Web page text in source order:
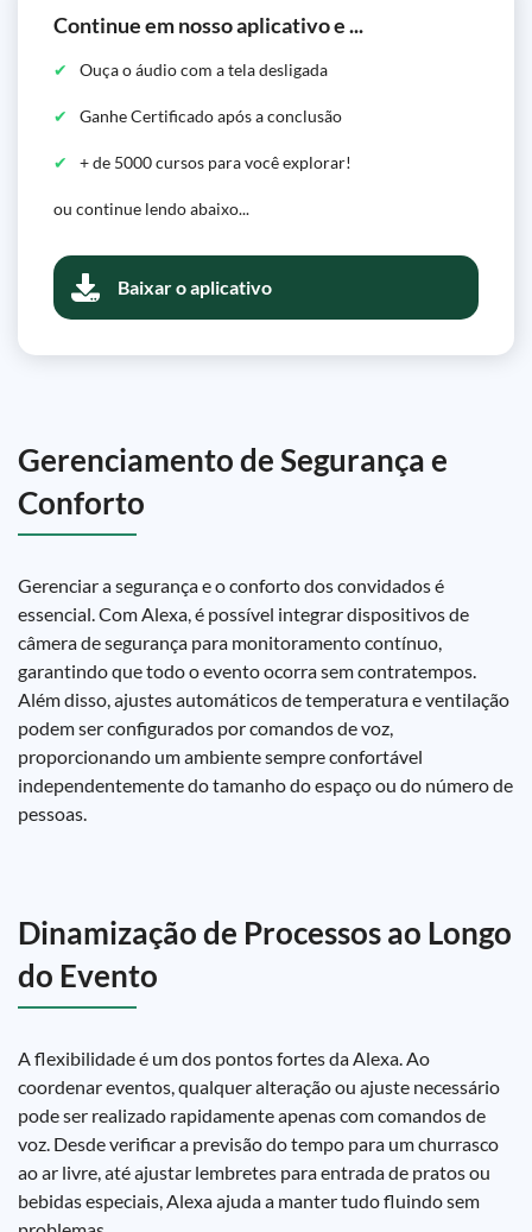
Continue em nosso aplicativo e ...
Ouça o áudio com a tela desligada
Ganhe Certificado após a conclusão
+ de 5000 cursos para você explorar!
ou continue lendo abaixo...
Baixar o aplicativo
Gerenciamento de Segurança e
Conforto
Gerenciar a segurança e o conforto dos convidados é
essencial. Com Alexa, é possível integrar dispositivos de
câmera de segurança para monitoramento contínuo,
garantindo que todo o evento ocorra sem contratempos.
Além disso, ajustes automáticos de temperatura e ventilação
podem ser configurados por comandos de voz,
proporcionando um ambiente sempre confortável
independentemente do tamanho do espaço ou do número de
pessoas.
Dinamização de Processos ao Longo
do Evento
A flexibilidade é um dos pontos fortes da Alexa. Ao
coordenar eventos, qualquer alteração ou ajuste necessário
pode ser realizado rapidamente apenas com comandos de
voz. Desde verificar a previsão do tempo para um churrasco
ao ar livre, até ajustar lembretes para entrada de pratos ou
bebidas especiais, Alexa ajuda a manter tudo fluindo sem